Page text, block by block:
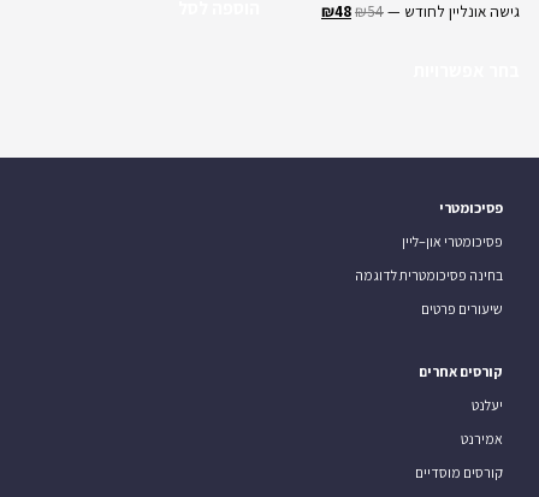
גישה אונליין לחודש —
₪54
₪48
פסיכומטרי
פסיכומטרי און–ליין
בחינה פסיכומטרית לדוגמה
שיעורים פרטים
קורסים אחרים
יעלנט
אמירנט
קורסים מוסדיים